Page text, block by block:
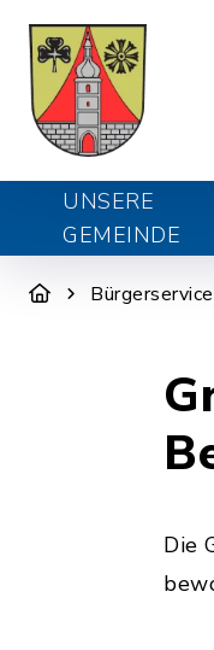
UNSERE
GEMEINDE
Die